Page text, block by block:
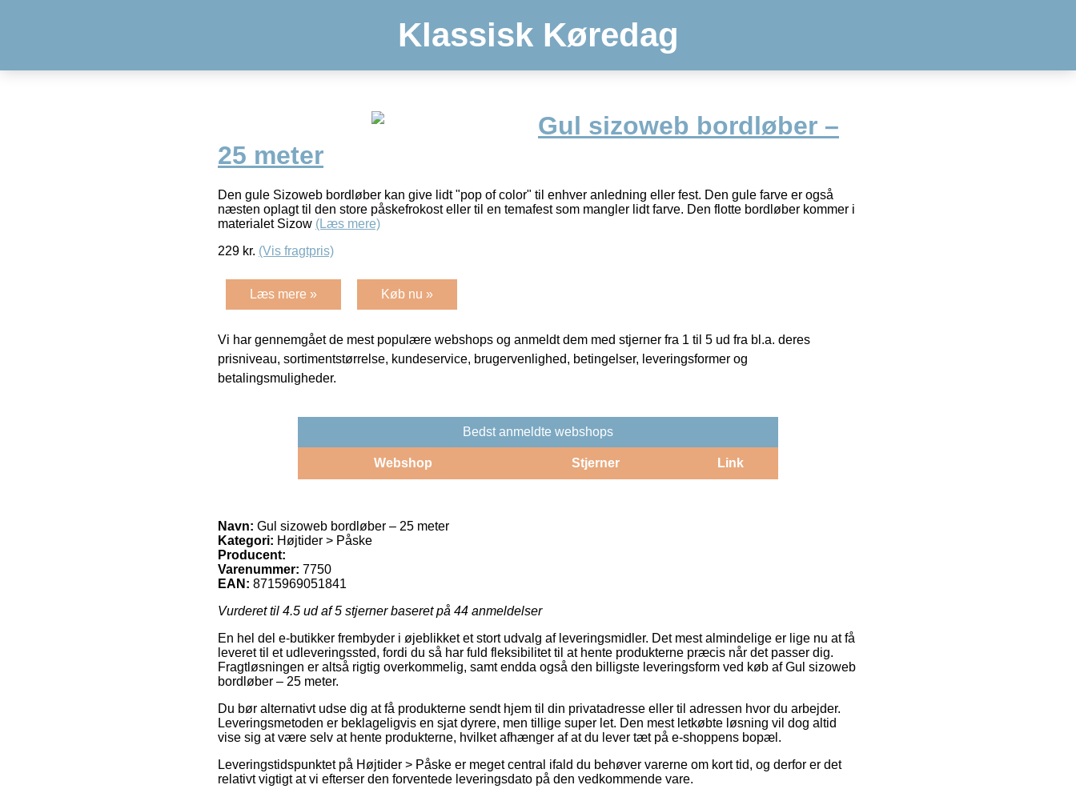
Klassisk Køredag
Gul sizoweb bordløber –
25 meter
Den gule Sizoweb bordløber kan give lidt "pop of color" til enhver anledning eller fest. Den gule farve er også
næsten oplagt til den store påskefrokost eller til en temafest som mangler lidt farve. Den flotte bordløber kommer i
materialet Sizow (Læs mere)
229 kr. (Vis fragtpris)
Læs mere » Køb nu »
Vi har gennemgået de mest populære webshops og anmeldt dem med stjerner fra 1 til 5 ud fra bl.a. deres
prisniveau, sortimentstørrelse, kundeservice, brugervenlighed, betingelser, leveringsformer og
betalingsmuligheder.
Bedst anmeldte webshops
Webshop Stjerner Link
Navn: Gul sizoweb bordløber – 25 meter
Kategori: Højtider > Påske
Producent:
Varenummer: 7750
EAN: 8715969051841
Vurderet til 4.5 ud af 5 stjerner baseret på 44 anmeldelser
En hel del e-butikker frembyder i øjeblikket et stort udvalg af leveringsmidler. Det mest almindelige er lige nu at få
leveret til et udleveringssted, fordi du så har fuld fleksibilitet til at hente produkterne præcis når det passer dig.
Fragtløsningen er altså rigtig overkommelig, samt endda også den billigste leveringsform ved køb af Gul sizoweb
bordløber – 25 meter.
Du bør alternativt udse dig at få produkterne sendt hjem til din privatadresse eller til adressen hvor du arbejder.
Leveringsmetoden er beklageligvis en sjat dyrere, men tillige super let. Den mest letkøbte løsning vil dog altid
vise sig at være selv at hente produkterne, hvilket afhænger af at du lever tæt på e-shoppens bopæl.
Leveringstidspunktet på Højtider > Påske er meget central ifald du behøver varerne om kort tid, og derfor er det
relativt vigtigt at vi efterser den forventede leveringsdato på den vedkommende vare.